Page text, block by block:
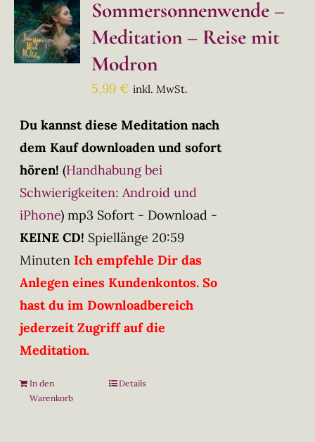
Sommersonnenwende –
Meditation – Reise mit
Modron
5,99€ inkl. MwSt.
Du kannst diese Meditation nach
dem Kauf downloaden und sofort
hören! (Handhabung bei
Schwierigkeiten: Android und
iPhone) mp3 Sofort - Download -
KEINE CD! Spiellänge 20:59
Minuten Ich empfehle Dir das
Anlegen eines Kundenkontos. So
hast du im Downloadbereich
jederzeit Zugriff auf die
Meditation.
In den
Warenkorb
Details